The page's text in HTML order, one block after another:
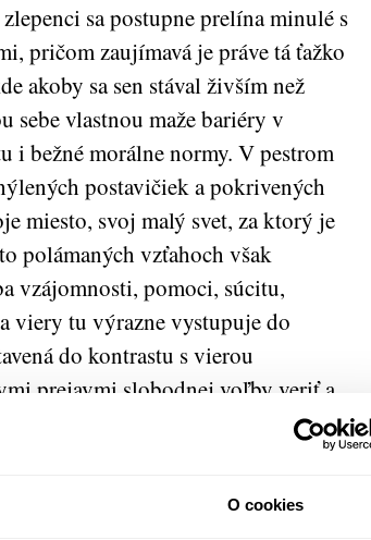
O cookies
sa postupne prelína minulé s
pričom zaujímavá je práve tá ťažko
akoby sa sen stával živším než
sebe vlastnou maže bariéry v
i bežné morálne normy. V pestrom
postavičiek a pokrivených
miesto, svoj malý svet, za ktorý je
polámaných vzťahoch však
vzájomnosti, pomoci, súcitu,
viery tu výrazne vystupuje do
do kontrastu s vierou
prejavmi slobodnej voľby veriť a
kontroly či ovládania vedomia je
a sarkazmu. Samozrejme, že aj v
formy.